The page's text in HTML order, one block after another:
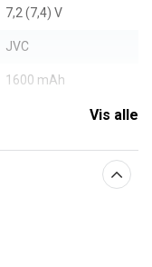
7,2 (7,4) V
JVC
1600 mAh
Vis alle